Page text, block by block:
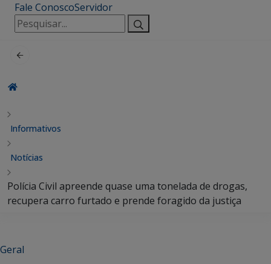
Fale ConoscoServidor
Pesquisar
por:
Informativos
Notícias
Polícia Civil apreende quase uma tonelada de drogas,
recupera carro furtado e prende foragido da justiça
Geral